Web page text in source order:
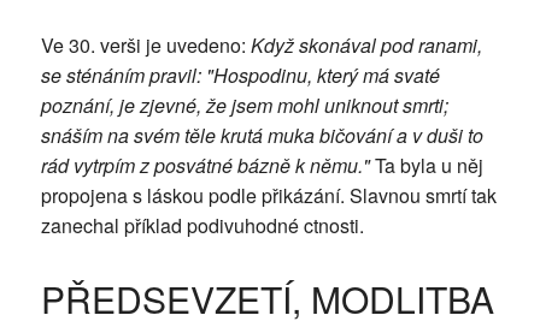
Ve 30. verši je uvedeno: Když skonával pod ranami,
se sténáním pravil: "Hospodinu, který má svaté
poznání, je zjevné, že jsem mohl uniknout smrti;
snáším na svém těle krutá muka bičování a v duši to
rád vytrpím z posvátné bázně k němu."Ta byla u něj
propojena s láskou podle přikázání. Slavnou smrtí tak
zanechal příklad podivuhodné ctnosti.
PŘEDSEVZETÍ, MODLITBA